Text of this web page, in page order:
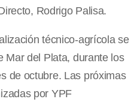
Rodrigo Palisa.
técnico-agrícola se
Mar del Plata, durante los
de octubre. Las próximas
por YPF